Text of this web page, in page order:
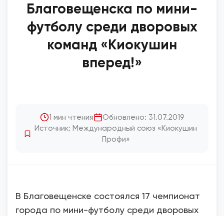
Благовещенска по мини-
футболу среди дворовых
команд «Киокушин
вперед!»
1 мин чтения
Обновлено: 31.07.2019
Источник: Международный союз «Киокушин
Профи»
В Благовещенске состоялся 17 чемпионат
города по мини-футболу среди дворовых